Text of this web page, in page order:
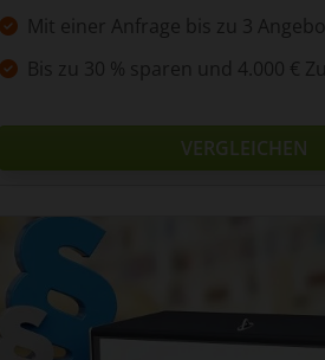
Mit einer Anfrage bis zu 3
Bis zu 30 % sparen und 4.000 €
VERGLEICHEN